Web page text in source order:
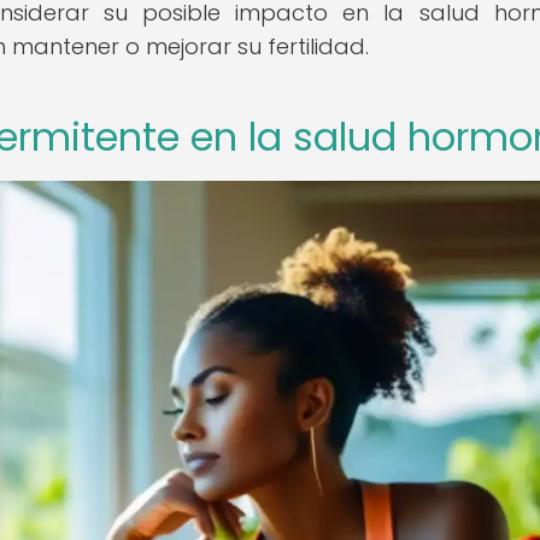
su posible impacto en la salud
o mejorar su fertilidad.
en la salud